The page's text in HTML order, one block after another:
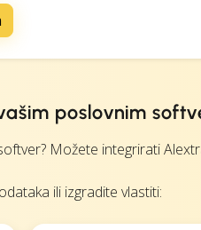
poslovnim
Možete integrirati
ili izgradite vlastiti: